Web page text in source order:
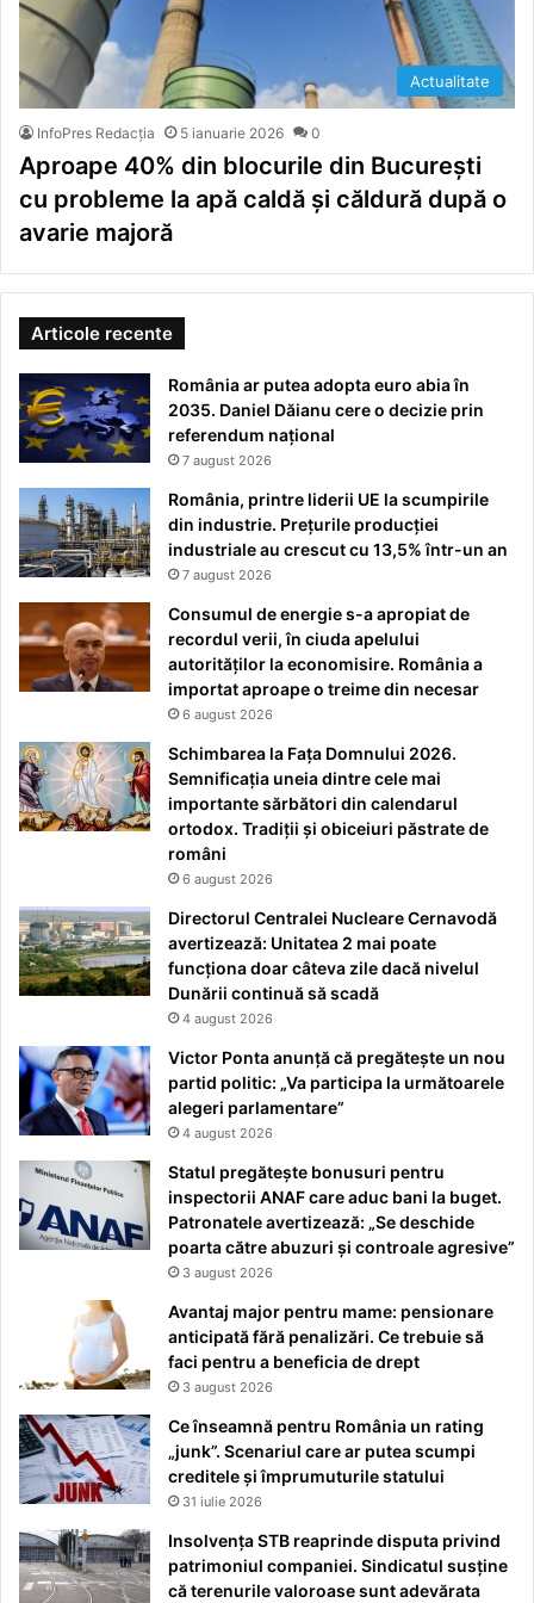
Actualitate
InfoPres Redacția 5 ianuarie 2026 0
Aproape 40% din blocurile din București
cu probleme la apă caldă și căldură după o
avarie majoră
Articole recente
România ar putea adopta euro abia în
2035. Daniel Dăianu cere o decizie prin
referendum național
7 august 2026
România, printre liderii UE la scumpirile
din industrie. Prețurile producției
industriale au crescut cu 13,5% într-un an
7 august 2026
Consumul de energie s-a apropiat de
recordul verii, în ciuda apelului
autorităților la economisire. România a
importat aproape o treime din necesar
6 august 2026
Schimbarea la Fața Domnului 2026.
Semnificația uneia dintre cele mai
importante sărbători din calendarul
ortodox. Tradiții și obiceiuri păstrate de
români
6 august 2026
Directorul Centralei Nucleare Cernavodă
avertizează: Unitatea 2 mai poate
funcționa doar câteva zile dacă nivelul
Dunării continuă să scadă
4 august 2026
Victor Ponta anunță că pregătește un nou
partid politic: „Va participa la următoarele
alegeri parlamentare”
4 august 2026
Statul pregătește bonusuri pentru
inspectorii ANAF care aduc bani la buget.
Patronatele avertizează: „Se deschide
poarta către abuzuri și controale agresive”
3 august 2026
Avantaj major pentru mame: pensionare
anticipată fără penalizări. Ce trebuie să
faci pentru a beneficia de drept
3 august 2026
Ce înseamnă pentru România un rating
„junk”. Scenariul care ar putea scumpi
creditele și împrumuturile statului
31 iulie 2026
Insolvența STB reaprinde disputa privind
patrimoniul companiei. Sindicatul susține
că terenurile valoroase sunt adevărata